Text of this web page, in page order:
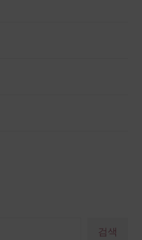
검색